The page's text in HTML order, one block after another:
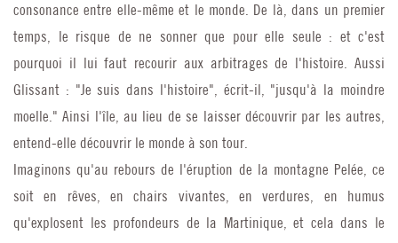
consonance entre elle-même et le monde. De là, dans un premier
temps, le risque de ne sonner que pour elle seule : et c'est
pourquoi il lui faut recourir aux arbitrages de l'histoire. Aussi
Glissant : "Je suis dans l'histoire", écrit-il, "jusqu'à la moindre
moelle." Ainsi l'île, au lieu de se laisser découvrir par les autres,
entend-elle découvrir le monde à son tour.
Imaginons qu'au rebours de l'éruption de la montagne Pelée, ce
soit en rêves, en chairs vivantes, en verdures, en humus
qu'explosent les profondeurs de la Martinique, et cela dans le